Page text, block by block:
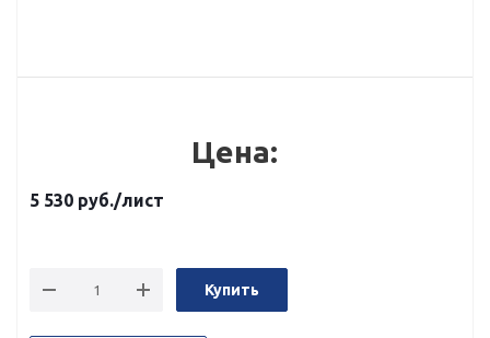
Цена:
5 530 руб./лист
Купить